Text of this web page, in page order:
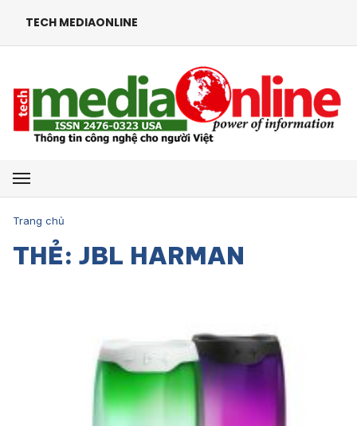
TECH MEDIAONLINE
Mở menu
Trang chủ
THẺ: JBL HARMAN